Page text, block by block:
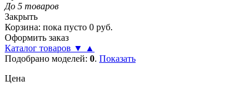
До 5 товаров
Закрыть
Корзина: пока пусто 0 руб.
Оформить заказ
Каталог товаров ▼
▲
Подобрано моделей: 0. Показать
Цена